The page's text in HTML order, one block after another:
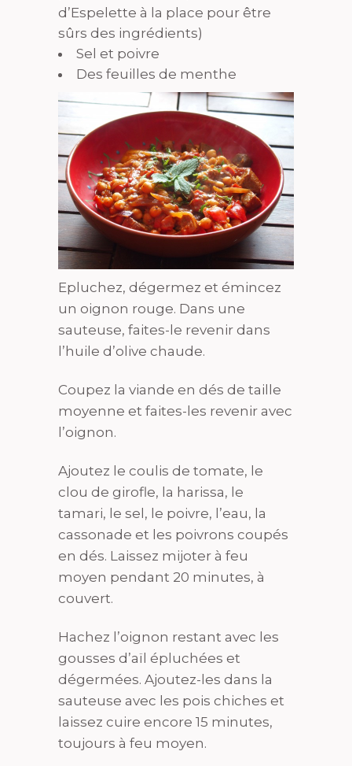
d’Espelette à la place pour être
sûrs des ingrédients)
Sel et poivre
Des feuilles de menthe
Epluchez, dégermez et émincez
un oignon rouge. Dans une
sauteuse, faites-le revenir dans
l’huile d’olive chaude.
Coupez la viande en dés de taille
moyenne et faites-les revenir avec
l’oignon.
Ajoutez le coulis de tomate, le
clou de girofle, la harissa, le
tamari, le sel, le poivre, l’eau, la
cassonade et les poivrons coupés
en dés. Laissez mijoter à feu
moyen pendant 20 minutes, à
couvert.
Hachez l’oignon restant avec les
gousses d’aïl épluchées et
dégermées. Ajoutez-les dans la
sauteuse avec les pois chiches et
laissez cuire encore 15 minutes,
toujours à feu moyen.